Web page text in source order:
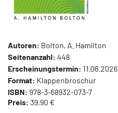
Autoren: Bolton, A. Hamilton
Seitenanzahl: 448
Erscheinungstermin: 11.06.2026
Format: Klappenbroschur
ISBN: 978-3-68932-073-7
Preis: 39,90 €